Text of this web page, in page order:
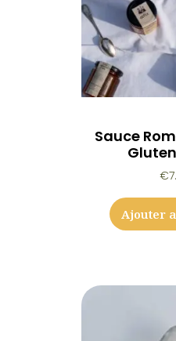
Sauce
€
Ajouter